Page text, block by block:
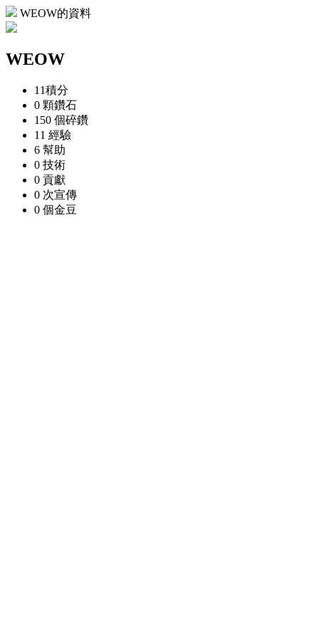
WEOW的資料
WEOW
11積分
0 顆鑽石
150 個碎鑽
11 經驗
6 幫助
0 技術
0 貢獻
0 次宣傳
0 個金豆